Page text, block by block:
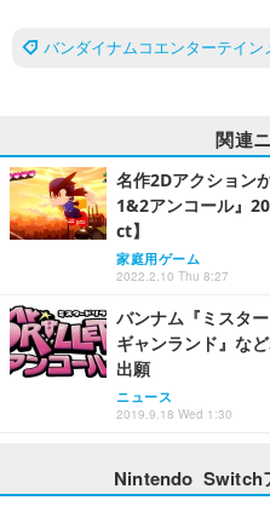
バンダイナムコエンターテイン
関連
名作2Dアクション
1&2アンコール』
ct】
家庭用ゲーム
2022.2.10 Thu 8:27
バンナム『ミスタ
ギャンランド』な
出願
ニュース
2019.9.18 Wed 1:30
Nintendo Switch